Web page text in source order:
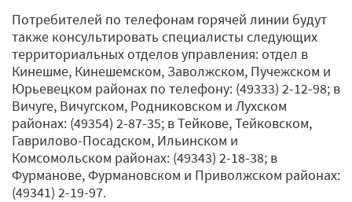
Потребителей по телефонам горячей линии будут
также консультировать специалисты следующих
территориальных отделов управления: отдел в
Кинешме, Кинешемском, Заволжском, Пучежском и
Юрьевецком районах по телефону: (49333) 2-12-98; в
Вичуге, Вичугском, Родниковском и Лухском
районах: (49354) 2-87-35; в Тейкове, Тейковском,
Гаврилово-Посадском, Ильинском и
Комсомольском районах: (49343) 2-18-38; в
Фурманове, Фурмановском и Приволжском районах:
(49341) 2-19-97.